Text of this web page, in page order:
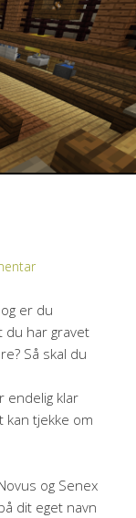
er du
du har gravet
Så skal du
endelig klar
kan tjekke om
og Senex
dit eget navn